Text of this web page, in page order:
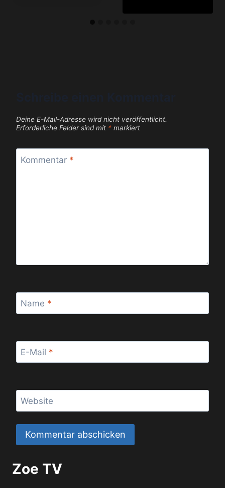
Deine E-Mail-Adresse wird nicht veröffentlicht.
Erforderliche Felder sind mit * markiert
Kommentar *
Name *
E-Mail *
Website
Zoe TV